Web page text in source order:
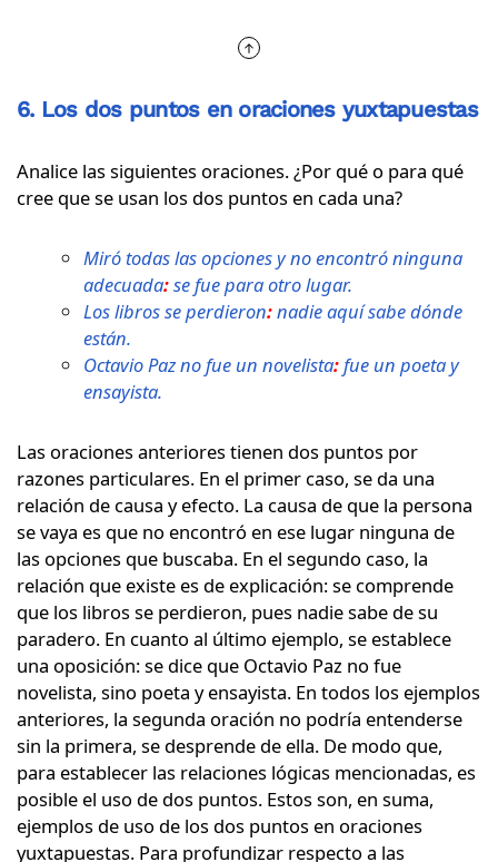
6. Los dos puntos en oraciones yuxtapuestas
Analice las siguientes oraciones. ¿Por qué o para qué
cree que se usan los dos puntos en cada una?
Miró todas las opciones y no encontró ninguna
adecuada:se fue para otro lugar.
Los libros se perdieron:nadie aquí sabe dónde
están.
Octavio Paz no fue un novelista:fue un poeta y
ensayista.
Las oraciones anteriores tienen dos puntos por
razones particulares. En el primer caso, se da una
relación de causa y efecto. La causa de que la persona
se vaya es que no encontró en ese lugar ninguna de
las opciones que buscaba. En el segundo caso, la
relación que existe es de explicación: se comprende
que los libros se perdieron, pues nadie sabe de su
paradero. En cuanto al último ejemplo, se establece
una oposición: se dice que Octavio Paz no fue
novelista, sino poeta y ensayista. En todos los ejemplos
anteriores, la segunda oración no podría entenderse
sin la primera, se desprende de ella. De modo que,
para establecer las relaciones lógicas mencionadas, es
posible el uso de dos puntos. Estos son, en suma,
ejemplos de uso de los dos puntos en oraciones
yuxtapuestas. Para profundizar respecto a las